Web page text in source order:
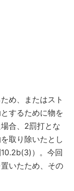
め、またはスト
するために物を
合、2罰打とな
取り除いたとし
）。今回
いたため、その